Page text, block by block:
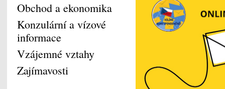
Obchod a ekonomika
Konzulární a vízové
informace
Vzájemné vztahy
Zajímavosti